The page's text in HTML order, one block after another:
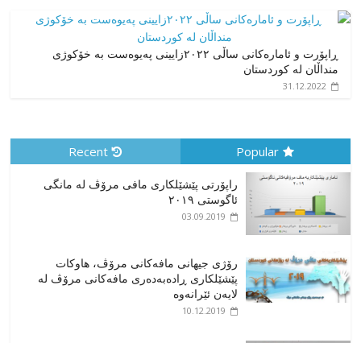
ڕاپۆرت و ئامارەکانی ساڵی ٢٠٢٢زایینی پەیوەست بە خۆکوژی
منداڵان لە کوردستان
31.12.2022
Popular
Recent
راپۆرتی پێشێلكاری مافی مرۆڤ له‌ مانگی
ئاگوستی ٢٠١٩
03.09.2019
رۆژی جیهانی مافەکانی مرۆڤ، هاوکات
پێشێلکاری ڕادەبەدەری مافەکانی مرۆڤ لە
لایەن ئێرانەوە
10.12.2019